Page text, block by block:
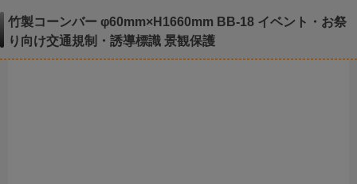
竹製コーンバー φ60mm×H1660mm BB-18 イベント・お祭
り向け交通規制・誘導標識 景観保護